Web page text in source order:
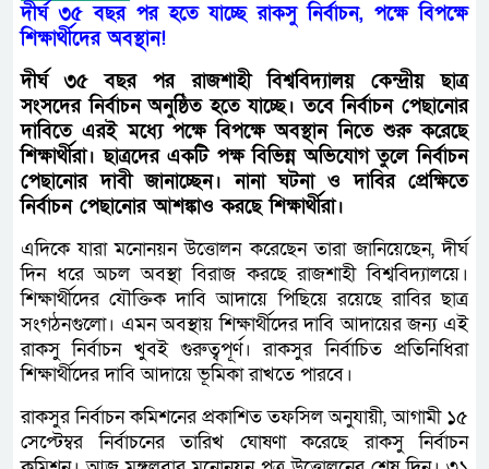
দীর্ঘ ৩৫ বছর পর হতে যাচ্ছে রাকসু নির্বাচন, পক্ষে বিপক্ষে
শিক্ষার্থীদের অবস্থান!
দীর্ঘ ৩৫ বছর পর রাজশাহী বিশ্ববিদ্যালয় কেন্দ্রীয় ছাত্র
সংসদের নির্বাচন অনুষ্ঠিত হতে যাচ্ছে। তবে নির্বাচন পেছানোর
দাবিতে এরই মধ্যে পক্ষে বিপক্ষে অবস্থান নিতে শুরু করেছে
শিক্ষার্থীরা। ছাত্রদের একটি পক্ষ বিভিন্ন অভিযোগ তুলে নির্বাচন
পেছানোর দাবী জানাচ্ছেন। নানা ঘটনা ও দাবির প্রেক্ষিতে
নির্বাচন পেছানোর আশঙ্কাও করছে শিক্ষার্থীরা।
এদিকে যারা মনোনয়ন উত্তোলন করেছেন তারা জানিয়েছেন, দীর্ঘ
দিন ধরে অচল অবস্থা বিরাজ করছে রাজশাহী বিশ্ববিদ্যালয়ে।
শিক্ষার্থীদের যৌক্তিক দাবি আদায়ে পিছিয়ে রয়েছে রাবির ছাত্র
সংগঠনগুলো। এমন অবস্থায় শিক্ষার্থীদের দাবি আদায়ের জন্য এই
রাকসু নির্বাচন খুবই গুরুত্বপূর্ণ। রাকসুর নির্বাচিত প্রতিনিধিরা
শিক্ষার্থীদের দাবি আদায়ে ভূমিকা রাখতে পারবে।
রাকসুর নির্বাচন কমিশনের প্রকাশিত তফসিল অনুযায়ী, আগামী ১৫
সেপ্টেম্বর নির্বাচনের তারিখ ঘোষণা করেছে রাকসু নির্বাচন